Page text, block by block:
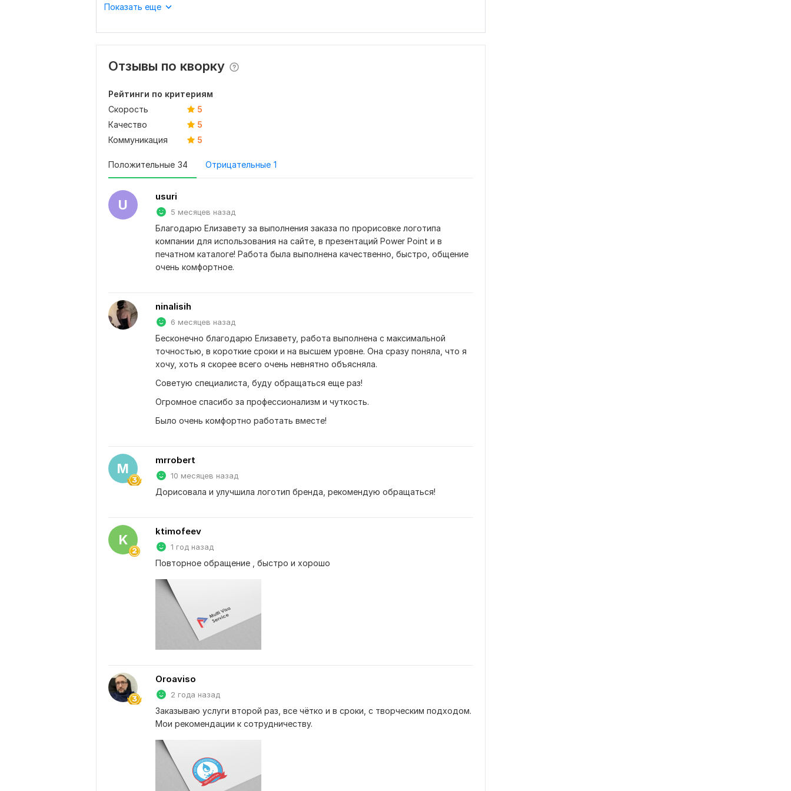
Показать еще
Отзывы по кворку
Рейтинги по критериям
Скорость
5
Качество
5
Коммуникация
5
Положительные 34 Отрицательные 1
U
usuri
5 месяцев назад
Благодарю Елизавету за выполнения заказа по прорисовке логотипа
компании для использования на сайте, в презентаций Power Point и в
печатном каталоге! Работа была выполнена качественно, быстро, общение
очень комфортное.
ninalisih
6 месяцев назад
Бесконечно благодарю Елизавету, работа выполнена с максимальной
точностью, в короткие сроки и на высшем уровне. Она сразу поняла, что я
хочу, хоть я скорее всего очень невнятно объясняла.
Советую специалиста, буду обращаться еще раз!
Огромное спасибо за профессионализм и чуткость.
Было очень комфортно работать вместе!
M
mrrobert
10 месяцев назад
Дорисовала и улучшила логотип бренда, рекомендую обращаться!
K
ktimofeev
1 год назад
Повторное обращение , быстро и хорошо
Oroaviso
2 года назад
Заказываю услуги второй раз, все чётко и в сроки, с творческим подходом.
Мои рекомендации к сотрудничеству.